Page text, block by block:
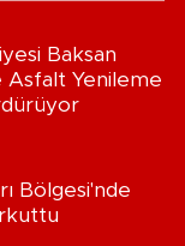
Baksan
Asfalt Yenileme
Bölgesi'nde